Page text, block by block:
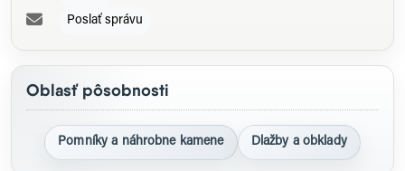
Poslať správu
Oblasť pôsobnosti
Pomníky a náhrobne kamene Dlažby a obklady